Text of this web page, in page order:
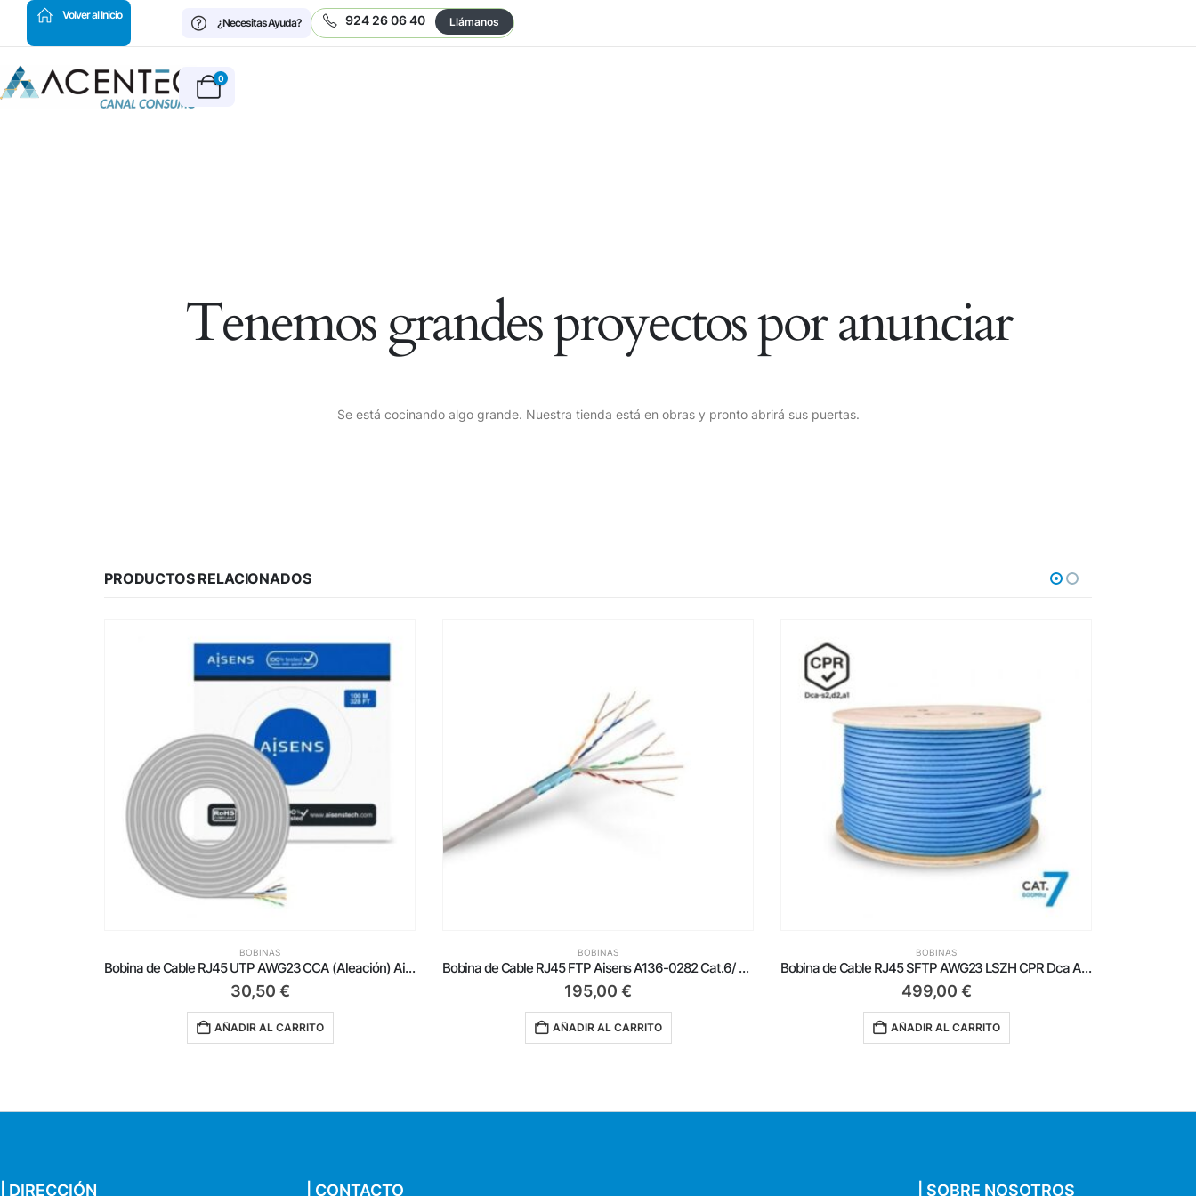
Volver al Inicio
¿Necesitas Ayuda?
924 26 06 40 Llámanos
0
Tenemos grandes proyectos por anunciar
Se está cocinando algo grande. Nuestra tienda está en obras y pronto abrirá sus puertas.
PRODUCTOS RELACIONADOS
BOBINAS
Bobina de Cable RJ45 FTP Aisens A136-0282 Cat.6/ 305m/ Gris
195,00€
AÑADIR AL CARRITO
BOBINAS
Bobina de Cable RJ45 SFTP AWG23 LSZH CPR Dca Aisens A146-0666 Cat.7/ 500m/ Azul
499,00€
AÑADIR AL CARRITO
BOBINAS
Bobina de Cable RJ45 para Exteriores UTP AWG23 Aisens A135-0675 Cat.6/ 100m/ Impermeable/ Negro
33,75€
AÑADIR AL CARRITO
| DIRECCIÓN | CONTACTO | SOBRE NOSOTROS